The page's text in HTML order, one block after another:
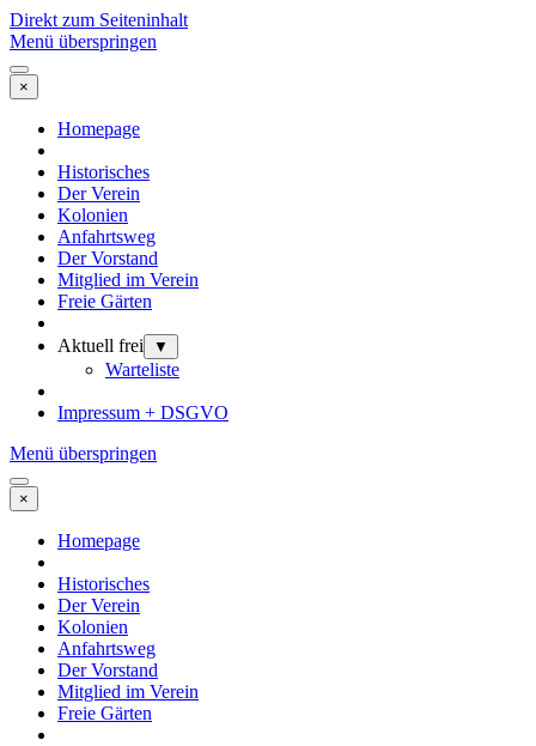
Direkt zum Seiteninhalt
Menü überspringen
×
Homepage
Historisches
Der Verein
Kolonien
Anfahrtsweg
Der Vorstand
Mitglied im Verein
Freie Gärten
Aktuell frei ▼
Warteliste
Impressum + DSGVO
Menü überspringen
×
Homepage
Historisches
Der Verein
Kolonien
Anfahrtsweg
Der Vorstand
Mitglied im Verein
Freie Gärten